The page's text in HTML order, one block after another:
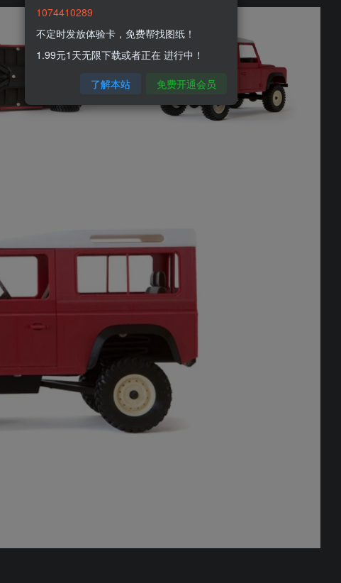
1074410289
不定时发放体验卡，免费帮找图纸！
1.99元1天无限下载或者正在 进行中！
了解本站 免费开通会员